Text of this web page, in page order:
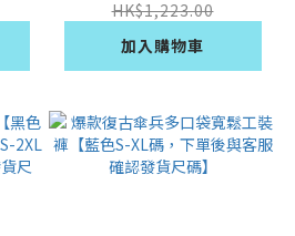
碼，下單後與客服確認
發貨尺碼】
HK$1,223.00
加入購物車